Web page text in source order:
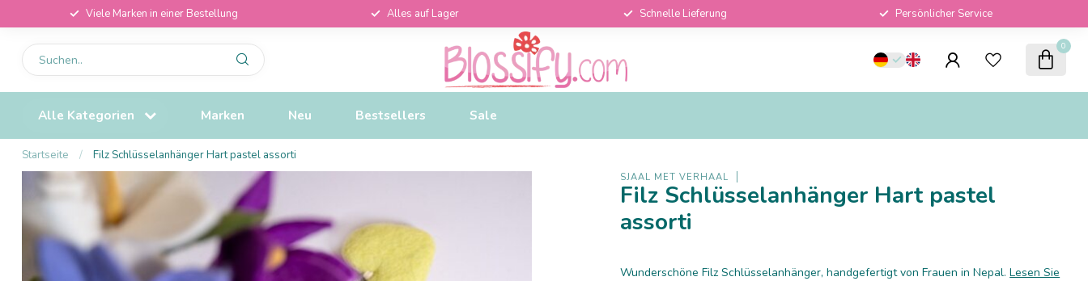
Viele Marken in einer Bestellung Alles auf Lager Schnelle Lieferung Persönlicher Service
0
Alle Kategorien Marken Neu Bestsellers Sale
Startseite / Filz Schlüsselanhänger Hart pastel assorti
SJAAL MET VERHAAL
Filz Schlüsselanhänger Hart pastel
assorti
Wunderschöne Filz Schlüsselanhänger, handgefertigt von Frauen in Nepal.Lesen Sie